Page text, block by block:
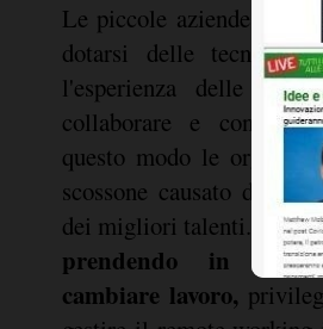
Le piccole aziende
dotarsi delle tecnologie
l'esperienza delle
collaborare e
questo modo le
scossone causato dalla
dei migliori talenti.
Il
prendendo in
cambiare lavoro,